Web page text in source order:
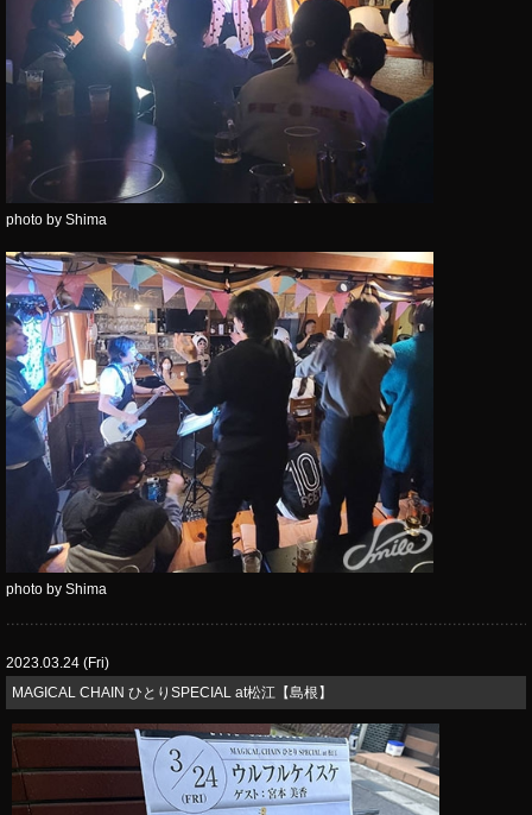
photo by Shima
photo by Shima
2023.03.24 (Fri)
MAGICAL CHAIN ひとりSPECIAL at松江【島根】